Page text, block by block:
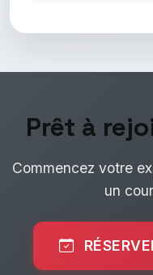
Prêt à
Commencez votre
un